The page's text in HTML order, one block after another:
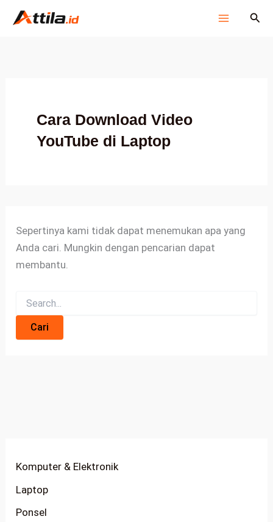
Lewati
Cari
Cara Download Video
YouTube di Laptop
Sepertinya kami tidak dapat menemukan apa yang
Anda cari. Mungkin dengan pencarian dapat
membantu.
untuk:
Komputer & Elektronik
Laptop
Ponsel